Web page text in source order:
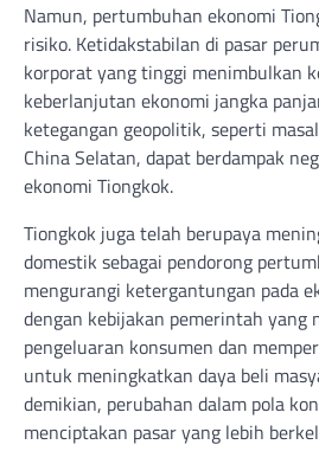
Namun, pertumbuhan ekonomi
risiko. Ketidakstabilan di pasar
korporat yang tinggi menimbulkan
keberlanjutan ekonomi jangka
ketegangan geopolitik, seperti
China Selatan, dapat berdampak
ekonomi Tiongkok.
Tiongkok juga telah berupaya
domestik sebagai pendorong
mengurangi ketergantungan pada
dengan kebijakan pemerintah yang
pengeluaran konsumen dan
untuk meningkatkan daya beli
demikian, perubahan dalam pola
menciptakan pasar yang lebih